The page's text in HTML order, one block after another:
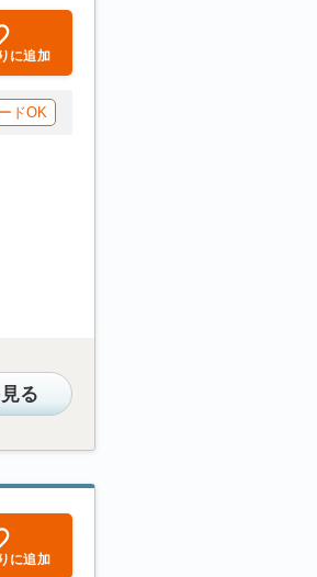
に追加
ドOK
る
に追加